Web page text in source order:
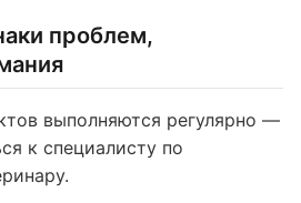
проблем,
выполняются регулярно —
к специалисту по